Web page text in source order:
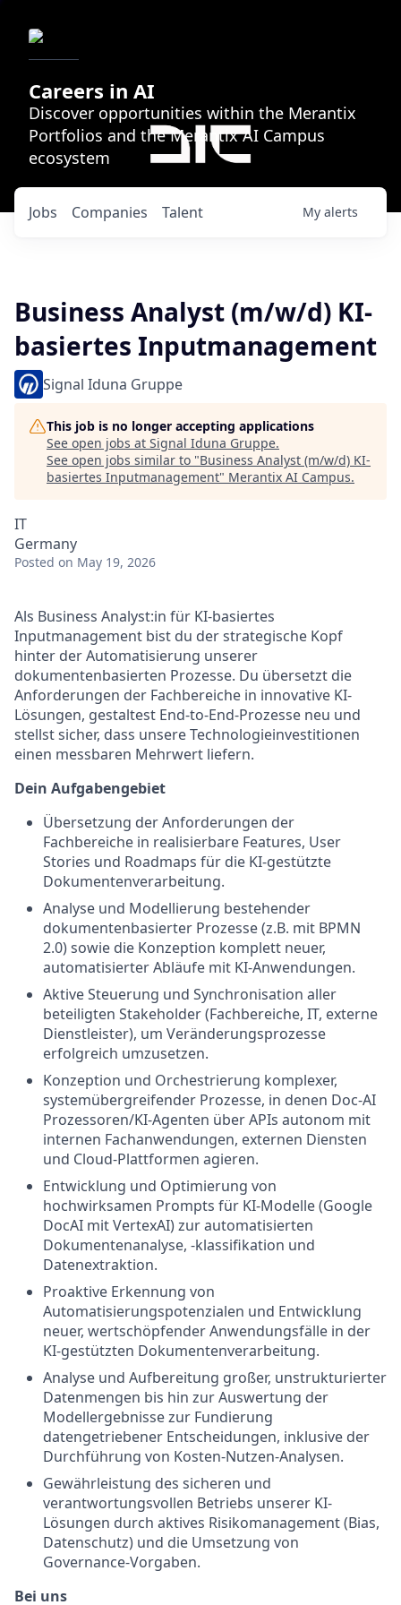
Careers in AI
Discover opportunities within the Merantix
Portfolios and the Merantix AI Campus
ecosystem
Jobs Companies Talent My alerts
Business Analyst (m/w/d) KI-
basiertes Inputmanagement
Signal Iduna Gruppe
This job is no longer accepting applications
See open jobs at Signal Iduna Gruppe.
See open jobs similar to "Business Analyst (m/w/d) KI-
basiertes Inputmanagement" Merantix AI Campus.
IT
Germany
Posted on May 19, 2026
Als Business Analyst:in für KI-basiertes
Inputmanagement bist du der strategische Kopf
hinter der Automatisierung unserer
dokumentenbasierten Prozesse. Du übersetzt die
Anforderungen der Fachbereiche in innovative KI-
Lösungen, gestaltest End-to-End-Prozesse neu und
stellst sicher, dass unsere Technologieinvestitionen
einen messbaren Mehrwert liefern.
Dein Aufgabengebiet
Übersetzung der Anforderungen der
Fachbereiche in realisierbare Features, User
Stories und Roadmaps für die KI-gestützte
Dokumentenverarbeitung.
Analyse und Modellierung bestehender
dokumentenbasierter Prozesse (z.B. mit BPMN
2.0) sowie die Konzeption komplett neuer,
automatisierter Abläufe mit KI-Anwendungen.
Aktive Steuerung und Synchronisation aller
beteiligten Stakeholder (Fachbereiche, IT, externe
Dienstleister), um Veränderungsprozesse
erfolgreich umzusetzen.
Konzeption und Orchestrierung komplexer,
systemübergreifender Prozesse, in denen Doc-AI
Prozessoren/KI-Agenten über APIs autonom mit
internen Fachanwendungen, externen Diensten
und Cloud-Plattformen agieren.
Entwicklung und Optimierung von
hochwirksamen Prompts für KI-Modelle (Google
DocAI mit VertexAI) zur automatisierten
Dokumentenanalyse, -klassifikation und
Datenextraktion.
Proaktive Erkennung von
Automatisierungspotenzialen und Entwicklung
neuer, wertschöpfender Anwendungsfälle in der
KI-gestützten Dokumentenverarbeitung.
Analyse und Aufbereitung großer, unstrukturierter
Datenmengen bis hin zur Auswertung der
Modellergebnisse zur Fundierung
datengetriebener Entscheidungen, inklusive der
Durchführung von Kosten-Nutzen-Analysen.
Gewährleistung des sicheren und
verantwortungsvollen Betriebs unserer KI-
Lösungen durch aktives Risikomanagement (Bias,
Datenschutz) und die Umsetzung von
Governance-Vorgaben.
Bei uns